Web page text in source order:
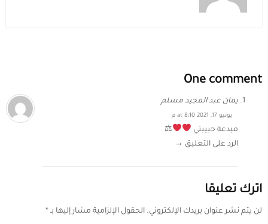
One comment
يمان عبد المجيد مسلم
يونيو 17, 2021 at 8:10 م
مبدعة حبيبتي
⚖
الرد على التعليق →
اترك تعليقا
لن يتم نشر عنوان بريدك الإلكتروني. الحقول الإلزامية مشار إليها بـ *